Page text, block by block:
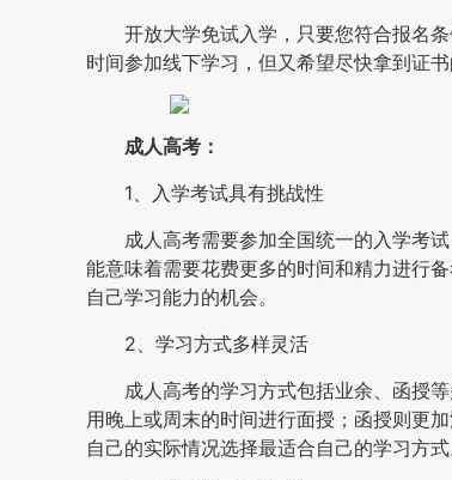
开放大学免试入学，只要您符合报名
时间参加线下学习，但又希望尽快拿到证
成人高考：
1、入学考试具有挑战性
成人高考需要参加全国统一的入学考
能意味着需要花费更多的时间和精力进行
自己学习能力的机会。
2、学习方式多样灵活
成人高考的学习方式包括业余、函授
用晚上或周末的时间进行面授；函授则更
自己的实际情况选择最适合自己的学习方式